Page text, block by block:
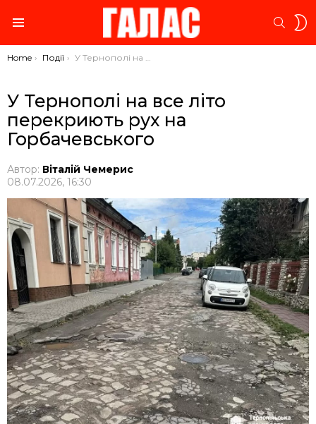
You are here:
Home Події У Тернополі на все літо перекриють рух на Горбачевського
У Тернополі на все літо
перекриють рух на
Горбачевського
Автор: Віталій Чемерис
08.07.2026, 16:30